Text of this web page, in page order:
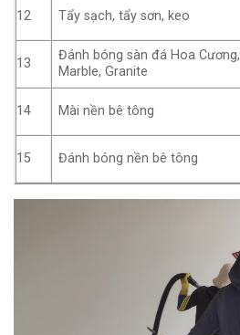
12 Tẩy sạch, tẩy sơn, keo
13
Đánh bóng sàn đá Hoa Cương,
Marble, Granite
14 Mài nền bê tông
15 Đánh bóng nền bê tông